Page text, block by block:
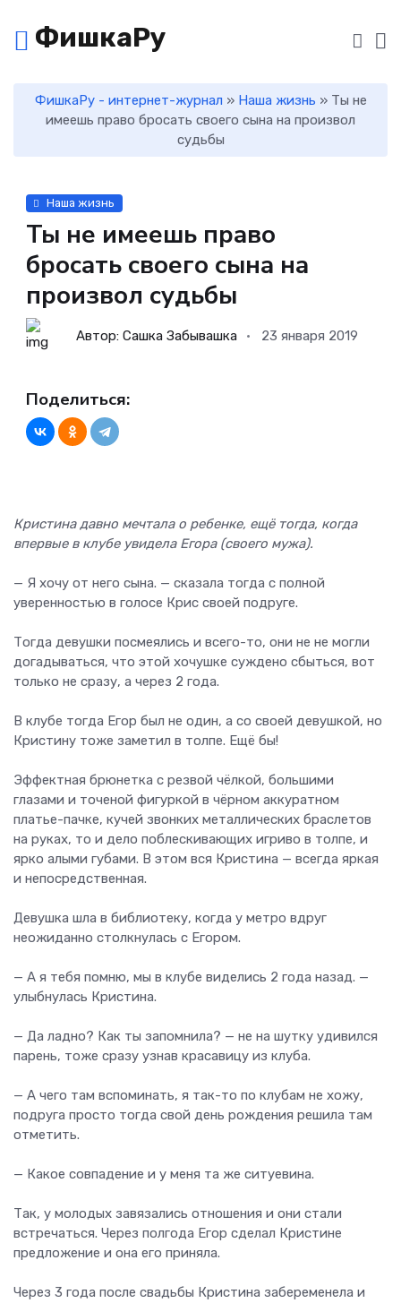
ФишкаРу
ФишкаРу - интернет-журнал » Наша жизнь » Ты не
имеешь право бросать своего сына на произвол
судьбы
Наша жизнь
Ты не имеешь право
бросать своего сына на
произвол судьбы
Автор: Сашка Забывашка 23 января 2019
Поделиться:
Кристина давно мечтала о ребенке, ещё тогда, когда
впервые в клубе увидела Егора (своего мужа).
— Я хочу от него сына. — сказала тогда с полной
уверенностью в голосе Крис своей подруге.
Тогда девушки посмеялись и всего-то, они не не могли
догадываться, что этой хочушке суждено сбыться, вот
только не сразу, а через 2 года.
В клубе тогда Егор был не один, а со своей девушкой, но
Кристину тоже заметил в толпе. Ещё бы!
Эффектная брюнетка с резвой чёлкой, большими
глазами и точеной фигуркой в чёрном аккуратном
платье-пачке, кучей звонких металлических браслетов
на руках, то и дело поблескивающих игриво в толпе, и
ярко алыми губами. В этом вся Кристина — всегда яркая
и непосредственная.
Девушка шла в библиотеку, когда у метро вдруг
неожиданно столкнулась с Егором.
— А я тебя помню, мы в клубе виделись 2 года назад. —
улыбнулась Кристина.
— Да ладно? Как ты запомнила? — не на шутку удивился
парень, тоже сразу узнав красавицу из клуба.
— А чего там вспоминать, я так-то по клубам не хожу,
подруга просто тогда свой день рождения решила там
отметить.
— Какое совпадение и у меня та же ситуевина.
Так, у молодых завязались отношения и они стали
встречаться. Через полгода Егор сделал Кристине
предложение и она его приняла.
Через 3 года после свадьбы Кристина забеременела и